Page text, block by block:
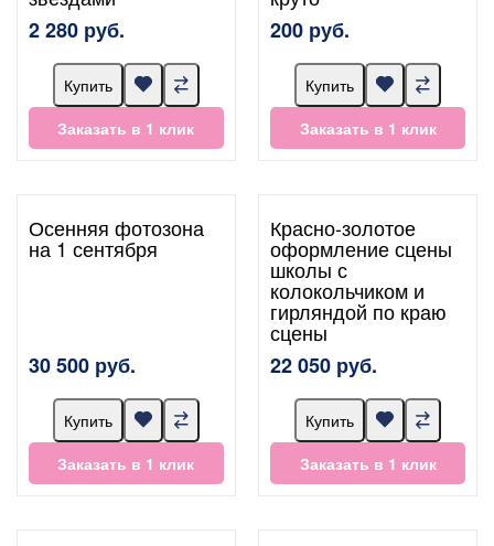
2 280 руб.
Купить
Заказать в 1 клик
200 руб.
Купить
Заказать в 1 клик
Осенняя фотозона
на 1 сентября
30 500 руб.
Купить
Заказать в 1 клик
Красно-золотое
оформление сцены
школы с
колокольчиком и
гирляндой по краю
сцены
22 050 руб.
Купить
Заказать в 1 клик